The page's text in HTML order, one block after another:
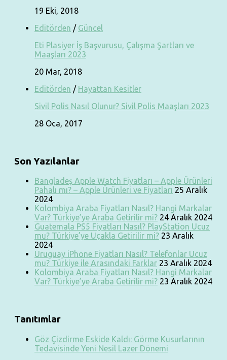
19 Eki, 2018
Editörden / Güncel
Eti Plasiyer İş Başvurusu, Çalışma Şartları ve
Maaşları 2023
20 Mar, 2018
Editörden / Hayattan Kesitler
Sivil Polis Nasıl Olunur? Sivil Polis Maaşları 2023
28 Oca, 2017
Son Yazılanlar
Bangladeş Apple Watch Fiyatları – Apple Ürünleri
Pahalı mı? – Apple Ürünleri ve Fiyatları 25 Aralık
2024
Kolombiya Araba Fiyatları Nasıl? Hangi Markalar
Var? Türkiye’ye Araba Getirilir mi? 24 Aralık 2024
Guatemala PS5 Fiyatları Nasıl? PlayStation Ucuz
mu? Türkiye’ye Uçakla Getirilir mi? 23 Aralık
2024
Uruguay iPhone Fiyatları Nasıl? Telefonlar Ucuz
mu? Türkiye ile Arasındaki Farklar 23 Aralık 2024
Kolombiya Araba Fiyatları Nasıl? Hangi Markalar
Var? Türkiye’ye Araba Getirilir mi? 23 Aralık 2024
Tanıtımlar
Göz Çizdirme Eskide Kaldı: Görme Kusurlarının
Tedavisinde Yeni Nesil Lazer Dönemi